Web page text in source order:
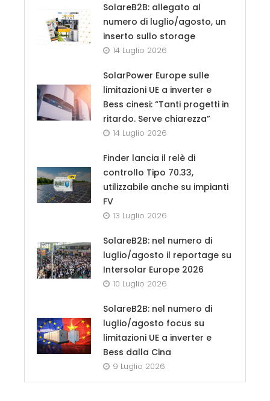
SolareB2B: allegato al
numero di luglio/agosto, un
inserto sullo storage
14 Luglio 2026
SolarPower Europe sulle
limitazioni UE a inverter e
Bess cinesi: “Tanti progetti in
ritardo. Serve chiarezza”
14 Luglio 2026
Finder lancia il relè di
controllo Tipo 70.33,
utilizzabile anche su impianti
FV
13 Luglio 2026
SolareB2B: nel numero di
luglio/agosto il reportage su
Intersolar Europe 2026
10 Luglio 2026
SolareB2B: nel numero di
luglio/agosto focus su
limitazioni UE a inverter e
Bess dalla Cina
9 Luglio 2026